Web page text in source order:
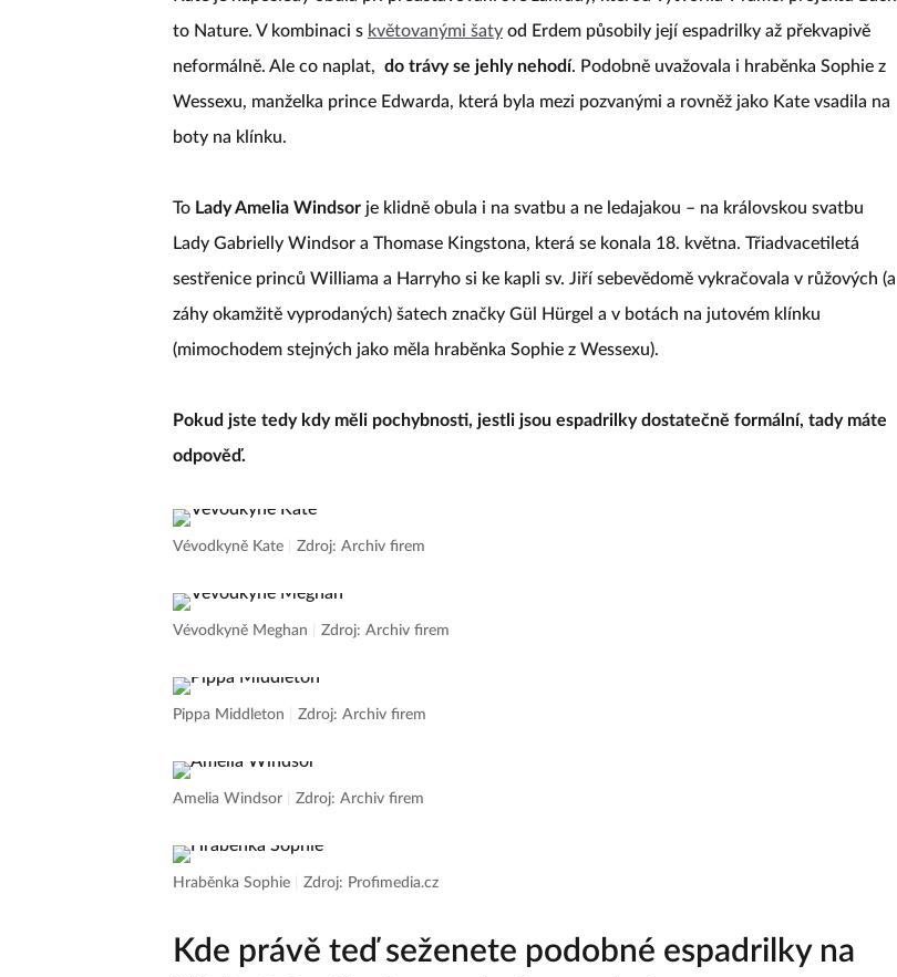
to Nature. V kombinaci s květovanými šaty od Erdem působily její espadrilky až překvapivě
neformálně. Ale co naplat, do trávy se jehly nehodí. Podobně uvažovala i hraběnka Sophie z
Wessexu, manželka prince Edwarda, která byla mezi pozvanými a rovněž jako Kate vsadila na
boty na klínku.
To Lady Amelia Windsor je klidně obula i na svatbu a ne ledajakou – na královskou svatbu
Lady Gabrielly Windsor a Thomase Kingstona, která se konala 18. května. Třiadvacetiletá
sestřenice princů Williama a Harryho si ke kapli sv. Jiří sebevědomě vykračovala v růžových (a
záhy okamžitě vyprodaných) šatech značky Gül Hürgel a v botách na jutovém klínku
(mimochodem stejných jako měla hraběnka Sophie z Wessexu).
Pokud jste tedy kdy měli pochybnosti, jestli jsou espadrilky dostatečně formální, tady máte
odpověď.
Vévodkyně Kate Zdroj: Archiv firem
Vévodkyně Meghan Zdroj: Archiv firem
Pippa Middleton Zdroj: Archiv firem
Amelia Windsor Zdroj: Archiv firem
Hraběnka Sophie Zdroj: Profimedia.cz
Kde právě teď seženete podobné espadrilky na